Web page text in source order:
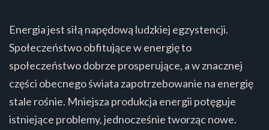
Energia jest siłą napędową ludzkiej egzystencji.
Społeczeństwo obfitujące w energię to
społeczeństwo dobrze prosperujące, a w znacznej
części obecnego świata zapotrzebowanie na energię
stale rośnie. Mniejsza produkcja energii potęguje
istniejące problemy, jednocześnie tworząc nowe.